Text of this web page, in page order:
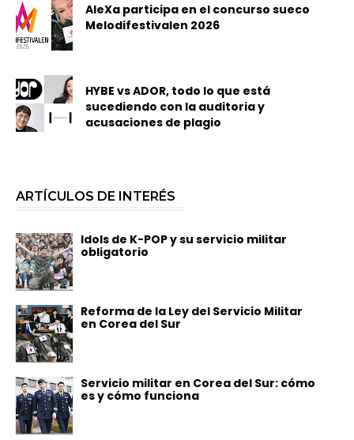
AleXa participa en el concurso sueco
Melodifestivalen 2026
HYBE vs ADOR, todo lo que está
sucediendo con la auditoria y
acusaciones de plagio
ARTÍCULOS DE INTERÉS
Idols de K-POP y su servicio militar
obligatorio
Reforma de la Ley del Servicio Militar
en Corea del Sur
Servicio militar en Corea del Sur: cómo
es y cómo funciona